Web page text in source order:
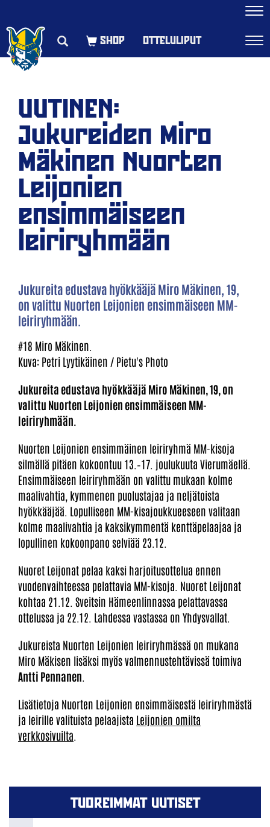
OTTELULIPUT
UUTINEN:
Jukureiden Miro
Mäkinen Nuorten
Leijonien
ensimmäiseen
leiriryhmään
Jukureita edustava hyökkääjä Miro Mäkinen, 19,
on valittu Nuorten Leijonien ensimmäiseen MM-
leiriryhmään.
#18 Miro Mäkinen.
Kuva: Petri Lyytikäinen / Pietu's Photo
Jukureita edustava hyökkääjä Miro Mäkinen, 19, on
valittu Nuorten Leijonien ensimmäiseen MM-
leiriryhmään.
Nuorten Leijonien ensimmäinen leiriryhmä MM-kisoja
silmällä pitäen kokoontuu 13.–17. joulukuuta Vierumäellä.
Ensimmäiseen leiriryhmään on valittu mukaan kolme
maalivahtia, kymmenen puolustajaa ja neljätoista
hyökkääjää. Lopulliseen MM-kisajoukkueeseen valitaan
kolme maalivahtia ja kaksikymmentä kenttäpelaajaa ja
lopullinen kokoonpano selviää 23.12.
Nuoret Leijonat pelaa kaksi harjoitusottelua ennen
vuodenvaihteessa pelattavia MM-kisoja. Nuoret Leijonat
kohtaa 21.12. Sveitsin Hämeenlinnassa pelattavassa
ottelussa ja 22.12. Lahdessa vastassa on Yhdysvallat.
Jukureista Nuorten Leijonien leiriryhmässä on mukana
Miro Mäkisen lisäksi myös valmennustehtävissä toimiva
Antti Pennanen
Lisätietoja Nuorten Leijonien ensimmäisestä leiriryhmästä
ja leirille valituista pelaajista Leijonien omilta
verkkosivuilta
TUOREIMMAT UUTISET